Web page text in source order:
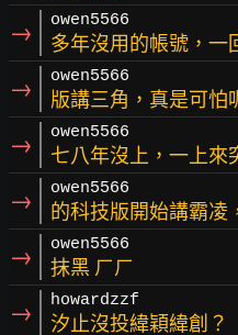
→ owen5566
多年沒用的帳號，一
→ owen5566
版講三角，真是可怕
→ owen5566
七八年沒上，一上來
→ owen5566
的科技版開始講霸凌
→ owen5566
抹黑 ㄏㄏ
→ howardzzf
汐止沒投緯穎緯創？